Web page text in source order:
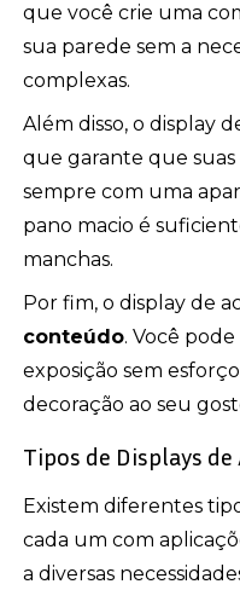
que você crie uma
sua parede sem a
complexas.
Além disso, o display
que garante que suas
sempre com uma
pano macio é
manchas.
Por fim, o display de
conteúdo. Você
exposição sem
decoração ao seu
Tipos de Displays
Existem diferentes
cada um com
a diversas